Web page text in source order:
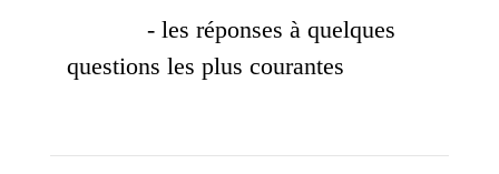
- les réponses à quelques
questions les plus courantes